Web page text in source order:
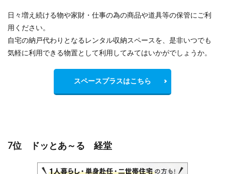
日々増え続ける物や家財・仕事の為の商品や道具等の保管にご利
用ください。
自宅の納戸代わりとなるレンタル収納スペースを、是非いつでも
気軽に利用できる物置として利用してみてはいかがでしょうか。
スペースプラスはこちら
7位 ドッとあ～る 経堂